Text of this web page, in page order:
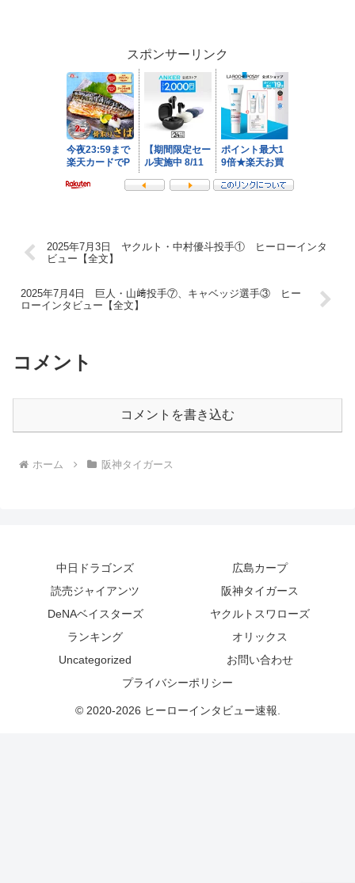
スポンサーリンク
2025年7月3日 ヤクルト・中村優斗投手① ヒーローインタ
ビュー【全文】
2025年7月4日 巨人・山﨑投手⑦、キャベッジ選手③ ヒー
ローインタビュー【全文】
コメント
コメントを書き込む
ホーム 阪神タイガース
中日ドラゴンズ
広島カープ
読売ジャイアンツ
阪神タイガース
DeNAベイスターズ
ヤクルトスワローズ
ランキング
オリックス
Uncategorized
お問い合わせ
プライバシーポリシー
© 2020-2026 ヒーローインタビュー速報.